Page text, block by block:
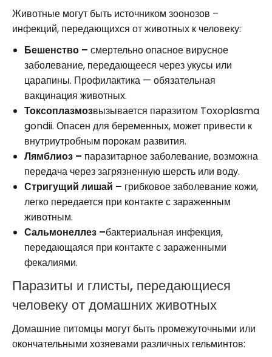
Животные могут быть источником зоонозов –
инфекций, передающихся от животных к человеку:
Бешенство – смертельно опасное вирусное
заболевание, передающееся через укусы или
царапины. Профилактика — обязательная
вакцинация животных.
Токсоплазмозвызывается паразитом Toxoplasma
gondii. Опасен для беременных, может привести к
внутриутробным порокам развития.
Лямблиоз – паразитарное заболевание, возможна
передача через загрязненную шерсть или воду.
Стригущий лишай – грибковое заболевание кожи,
легко передается при контакте с зараженным
животным.
Сальмонеллез –бактериальная инфекция,
передающаяся при контакте с зараженными
фекалиями.
Паразиты и глисты, передающиеся
человеку от домашних животных
Домашние питомцы могут быть промежуточными или
окончательными хозяевами различных гельминтов: